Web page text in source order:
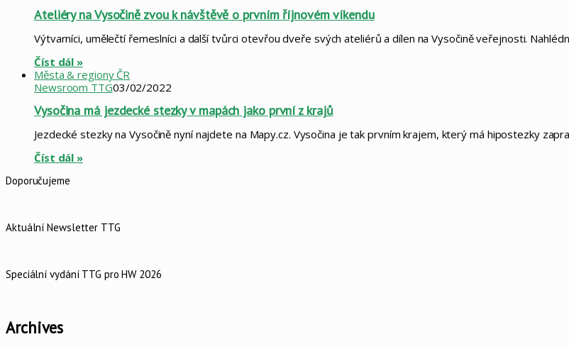
Ateliéry na Vysočině zvou k návštěvě o prvním říjnovém víkendu
Výtvarníci, umělečtí řemeslníci a další tvůrci otevřou dveře svých ateliérů a dílen na Vysočině veřejnosti.
Číst dál »
Města & regiony ČR
Newsroom TTG03/02/2022
Vysočina má jezdecké stezky v mapách jako první z krajů
Jezdecké stezky na Vysočině nyní najdete na Mapy.cz. Vysočina je tak prvním krajem, který má hipostezky
Číst dál »
Doporučujeme
Aktuální Newsletter TTG
Speciální vydání TTG pro HW 2026
Archives